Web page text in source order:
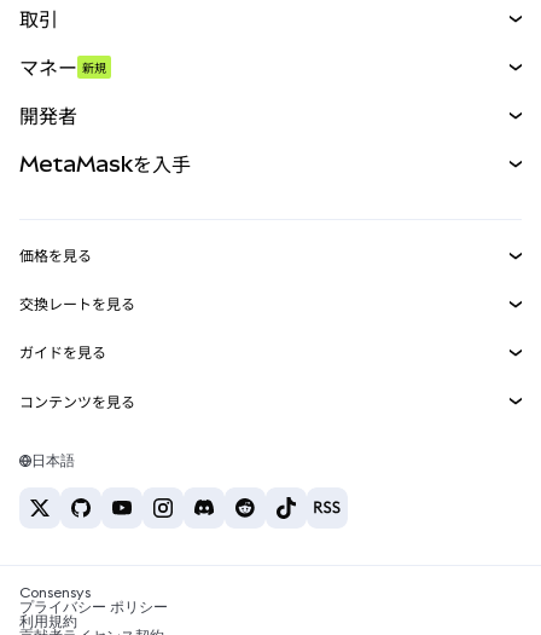
取引
パーペチュアル
RWA
マネー 新規
開発者
MetaMask Connect
Snaps
Web3サービス
MetaMaskを入手
セキュリティ
サポート
キャリア
お問い合わせ
価格を見る
イーサリアムの価格
Solanaの価格
Tetherの価格
交換レートを見る
ETH→USD
USDT→INR
BTC→INR
ETH→USDT
ガイドを見る
ETHの購入
USDTの購入
SHIBの購入
BNBの購入
コンテンツを見る
Solanaウォレット
税制関連ニュース
日本語
Consensys
プライバシー ポリシー
利用規約